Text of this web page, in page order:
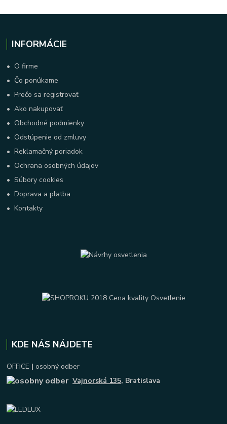
INFORMÁCIE
• O firme
• Čo ponúkame
•Prečo sa registrovať
•Ako nakupovať
• Obchodné podmienky
• Odstúpenie od zmluvy
•Reklamačný poriadok
• Ochrana osobných údajov
•Súbory cookies
•Doprava a platba
•Kontakty
KDE NÁS NÁJDETE
OFFICE | osobný odber
Vajnorská 135, Bratislava